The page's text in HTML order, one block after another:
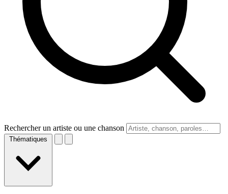
Rechercher un artiste ou une chanson
Thématiques